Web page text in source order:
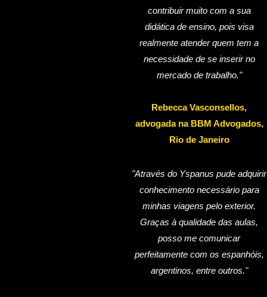
contribuir muito com a sua
didática de ensino, pois visa
realmente atender quem tem a
necessidade de se inserir no
mercado de trabalho."
Rebecca Vasconsellos,
advogada na BBM Advogados,
Rio de Janeiro
"Através do Yspanus pude adquirir
conhecimento necessário para
minhas viagens pelo exterior.
Graças à qualidade das aulas,
posso me comunicar
perfeitamente com os espanhóis,
argentinos, entre outros."